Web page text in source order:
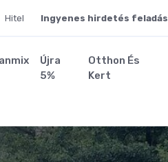
Hitel Ingyenes hirdetés feladás
Újra
5%
Otthon És
Kert